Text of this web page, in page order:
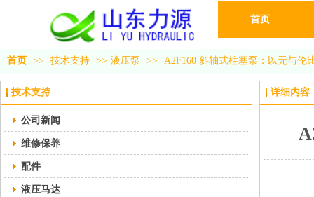
首页
首页 >> 技术支持 >> 液压泵 >> A2F160 斜轴式柱塞泵：以无与伦
技术支持
公司新闻
维修保养
配件
液压马达
详细内容